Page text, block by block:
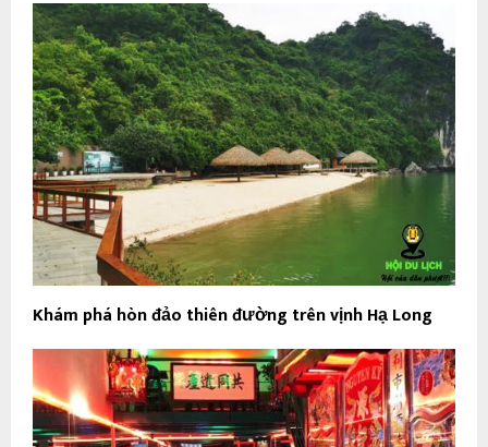
Khám phá hòn đảo thiên đường trên vịnh Hạ Long